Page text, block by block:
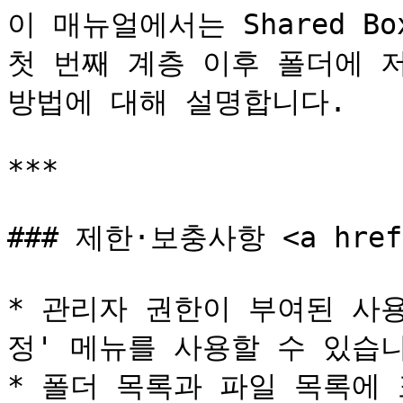
이 매뉴얼에서는 Shared
첫 번째 계층 이후 폴더에
방법에 대해 설명합니다.
***
### 제한·보충사항 <a
* 관리자 권한이 부여된 사
정' 메뉴를 사용할 수 있습
* 폴더 목록과 파일 목록에